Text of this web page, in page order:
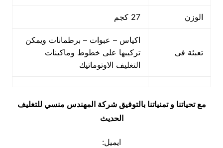
الوزن 27 كجم
تعبئة فى
اكياس – عبوات – برطمانات ويمكن
تركيبها على خطوط وماكينات
التغليف الاوتوماتيك
مع تحياتنا و تمنياتنا بالتوفيق شركة المهندس منسي للتغليف
الحديث
ايميل: